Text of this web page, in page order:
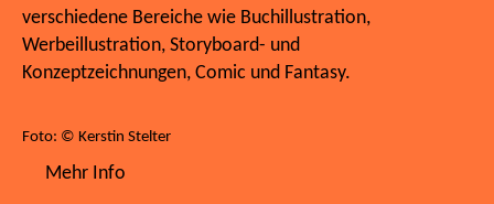
verschiedene Bereiche wie Buchillustration,
Werbeillustration, Storyboard- und
Konzeptzeichnungen, Comic und Fantasy.
Foto: © Kerstin Stelter
Mehr Info